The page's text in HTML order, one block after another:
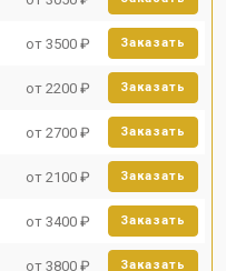
от 3500 ₽ Заказать
от 2200 ₽ Заказать
от 2700 ₽ Заказать
от 2100 ₽ Заказать
от 3400 ₽ Заказать
от 3800 ₽ Заказать